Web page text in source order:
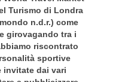
Turismo di Londra
n.d.r.) come
girovagando tra i
riscontrato
sportive
invitate dai vari